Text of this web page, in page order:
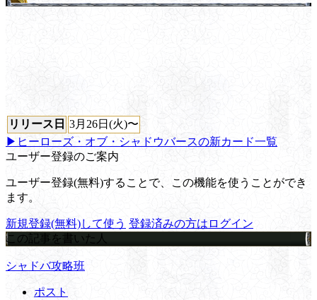
リリース日 3月26日(火)〜
▶ヒーローズ・オブ・シャドウバースの新カード一覧
ユーザー登録のご案内
ユーザー登録(無料)することで、この機能を使うことができ
ます。
新規登録(無料)して使う 登録済みの方はログイン
この記事を書いた人
シャドバ攻略班
ポスト